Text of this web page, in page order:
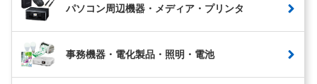
パソコン周辺機器・メディア・プリンタ
事務機器・電化製品・照明・電池